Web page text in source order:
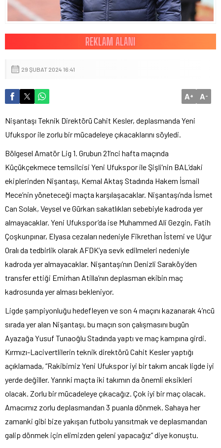
29 ŞUBAT 2024 16:41
A+ A-
Nişantaşı Teknik Direktörü Cahit Kesler, deplasmanda Yeni
Ufukspor ile zorlu bir mücadeleye çıkacaklarını söyledi.
Bölgesel Amatör Lig 1. Grubun 21’nci hafta maçında
Küçükçekmece temsilcisi Yeni Ufukspor ile Şişli’nin BAL’daki
ekiplerinden Nişantaşı, Kemal Aktaş Stadında Hakem İsmail
Mece’nin yöneteceği maçta karşılaşacaklar. Nişantaşı’nda İsmet
Can Solak, Veysel ve Gürkan sakatlıkları sebebiyle kadroda yer
almayacaklar. Yeni Ufukspor’da ise Muhammed Ali Gezgin, Fatih
Çoşkunpınar, Elyasa cezaları nedeniyle Fikrethan İstemi ve Uğur
Oralı da tedbirlik olarak AFDK’ya sevk edilmeleri nedeniyle
kadroda yer almayacaklar. Nişantaşı’nın Denizli Saraköy’den
transfer ettiği Emirhan Atilla’nın deplasman ekibin maç
kadrosunda yer alması bekleniyor.
Ligde şampiyonluğu hedefleyen ve son 4 maçını kazanarak 4’ncü
sırada yer alan Nişantaşı, bu maçın son çalışmasını bugün
Ayazağa Yusuf Tunaoğlu Stadında yaptı ve maç kampına girdi.
Kırmızı-Lacivertlilerin teknik direktörü Cahit Kesler yaptığı
açıklamada, “Rakibimiz Yeni Ufukspor iyi bir takım ancak ligde iyi
yerde değiller. Yarınki maçta iki takımın da önemli eksikleri
olacak. Zorlu bir mücadeleye çıkacağız. Çok iyi bir maç olacak.
Amacımız zorlu deplasmandan 3 puanla dönmek. Sahaya her
zamanki gibi bize yakışan futbolu yansıtmak ve deplasmandan
galip dönmek için elimizden geleni yapacağız” diye konuştu.